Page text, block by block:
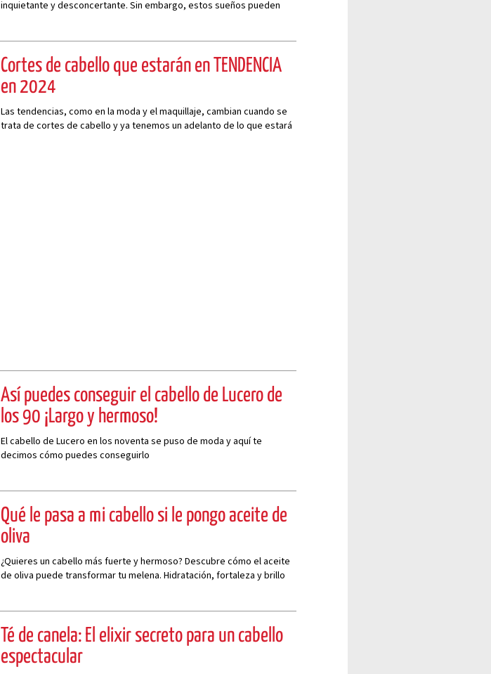
inquietante y desconcertante. Sin embargo, estos sueños pueden
Cortes de cabello que estarán en TENDENCIA
en 2024
Las tendencias, como en la moda y el maquillaje, cambian cuando se
trata de cortes de cabello y ya tenemos un adelanto de lo que estará
Así puedes conseguir el cabello de Lucero de
los 90 ¡Largo y hermoso!
El cabello de Lucero en los noventa se puso de moda y aquí te
decimos cómo puedes conseguirlo
Qué le pasa a mi cabello si le pongo aceite de
oliva
¿Quieres un cabello más fuerte y hermoso? Descubre cómo el aceite
de oliva puede transformar tu melena. Hidratación, fortaleza y brillo
Té de canela: El elixir secreto para un cabello
espectacular